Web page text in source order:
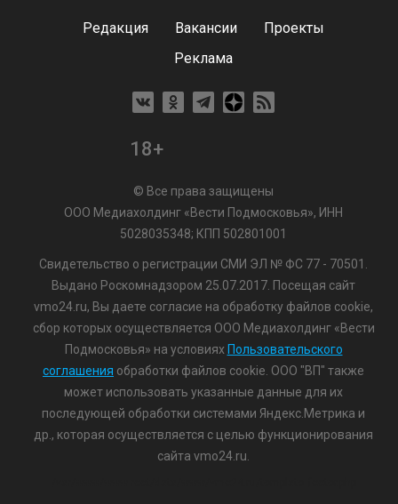
Редакция Вакансии
Проекты
Реклама
18+
© Все права защищены
ООО Медиахолдинг «Вести Подмосковья», ИНН
5028035348; КПП 502801001
Свидетельство о регистрации СМИ ЭЛ № ФС 77 - 70501.
Выдано Роскомнадзором 25.07.2017. Посещая сайт
vmo24.ru, Вы даете согласие на обработку файлов cookie,
сбор которых осуществляется ООО Медиахолдинг «Вести
Подмосковья» на условиях Пользовательского
соглашения обработки файлов cookie. ООО "ВП" также
может использовать указанные данные для их
последующей обработки системами Яндекс.Метрика и
др., которая осуществляется с целью функционирования
сайта vmo24.ru.